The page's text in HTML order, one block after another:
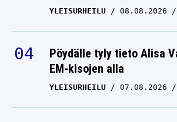
LASSE
Bottaksen
kisan
FORMULA 1
YLEISURHEILU 08.08.2026
Pöydälle tyly tieto Alisa
EM-kisojen alla
YLEISURHEILU 07.08.2026